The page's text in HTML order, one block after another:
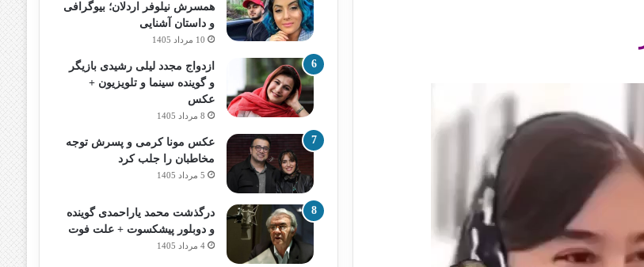
همسرش نیلوفر اردلان؛ بیوگرافی
و داستان آشنایی
10 مرداد 1405
ازدواج مجدد لیلی رشیدی بازیگر
و گوینده سینما و تلویزیون +
عکس
8 مرداد 1405
عکس مونا کرمی و پسرش توجه
مخاطبان را جلب کرد
5 مرداد 1405
درگذشت محمد یاراحمدی گوینده
و دوبلور پیشکسوت + علت فوت
4 مرداد 1405